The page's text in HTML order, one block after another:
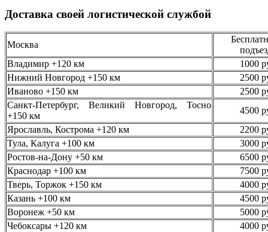
Доставка своей логистической службой
Москва
Владимир +120 км
1000
Нижний Новгород +150 км
2500
Иваново +150 км
2500
Санкт-Петербург, Великий Новгород, Тосно
+150 км
4500
Ярославль, Кострома +120 км
2200
Тула, Калуга +100 км
3000
Ростов-на-Дону +50 км
6500
Краснодар +100 км
7500
Тверь, Торжок +150 км
4000
Казань +100 км
4500
Воронеж +50 км
5000
Чебоксары +120 км
4000